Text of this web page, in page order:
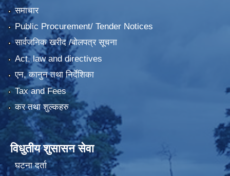
समाचार
Public Procurement/ Tender Notices
सार्वजनिक खरीद /बोलपत्र सूचना
Act, law and directives
एन, कानुन तथा निर्देशिका
Tax and Fees
कर तथा शुल्कहरु
विधुतीय शुसासन सेवा
घटना दर्ता